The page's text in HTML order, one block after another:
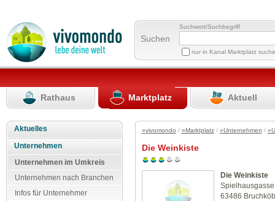
Suchen
Suchwort/Suchbegriff
nur in Kanal Marktplatz
Rathaus Marktplatz Aktuell
Aktuelles
Unternehmen
Unternehmen im Umkreis
Unternehmen nach Branchen
Infos für Unternehmer
»vivomondo / »Marktplatz/ »Unternehmen /
Die Weinkiste
Die Weinkiste
63486